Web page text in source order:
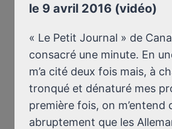
le 9 avril 2016 (vidéo)
« Le Petit Journal » de
consacré une minute. En
m’a cité deux fois mais, à
tronqué et dénaturé mes
première fois, on m’entend
abruptement que les